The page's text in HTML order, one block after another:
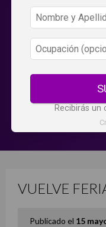
VUELVE
Publicado el 15
Recibirás un